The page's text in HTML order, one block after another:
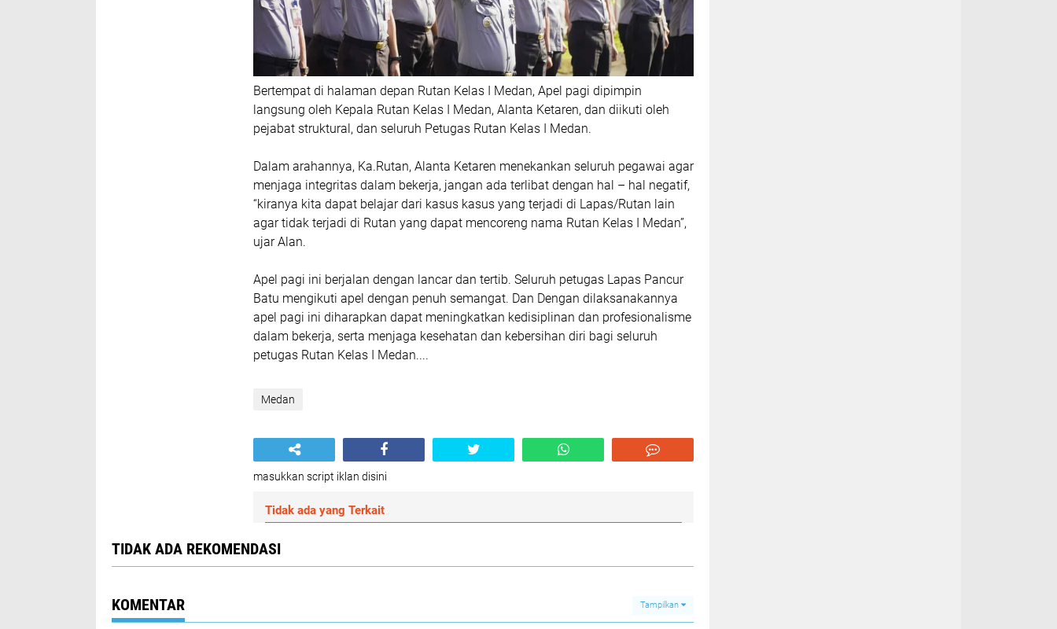
Bertempat di halaman depan Rutan Kelas I Medan, Apel pagi dipimpin
langsung oleh Kepala Rutan Kelas I Medan, Alanta Ketaren, dan diikuti oleh
pejabat struktural, dan seluruh Petugas Rutan Kelas I Medan.
Dalam arahannya, Ka.Rutan, Alanta Ketaren menekankan seluruh pegawai agar
menjaga integritas dalam bekerja, jangan ada terlibat dengan hal – hal negatif,
“kiranya kita dapat belajar dari kasus kasus yang terjadi di Lapas/Rutan lain
agar tidak terjadi di Rutan yang dapat mencoreng nama Rutan Kelas I Medan”,
ujar Alan.
Apel pagi ini berjalan dengan lancar dan tertib. Seluruh petugas Lapas Pancur
Batu mengikuti apel dengan penuh semangat. Dan Dengan dilaksanakannya
apel pagi ini diharapkan dapat meningkatkan kedisiplinan dan profesionalisme
dalam bekerja, serta menjaga kesehatan dan kebersihan diri bagi seluruh
petugas Rutan Kelas I Medan....
Medan
masukkan script iklan disini
Tidak ada yang Terkait
TIDAK ADA REKOMENDASI
KOMENTAR Tampilkan